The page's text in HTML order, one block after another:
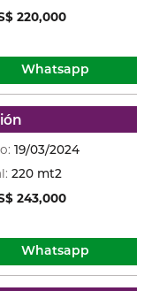
220,000
Whatsapp
19/03/2024
220 mt2
243,000
Whatsapp